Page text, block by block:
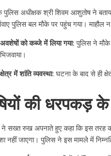
पुलिस अधीक्षक श्री शिवम आशुतोष ने
पुलिस बल मौके पर पहुंच गया।
अवशेषों को कब्जे में लिया गया: पुलिस ने
भिजवाया।
क्षेत्र में शांति व्यवस्था: घटना के बाद से ही
की धरपकड़
ने सख्त रुख अपनाते हुए कहा कि इस तरह की
नहीं जाएगा। पुलिस ने इस मामले में